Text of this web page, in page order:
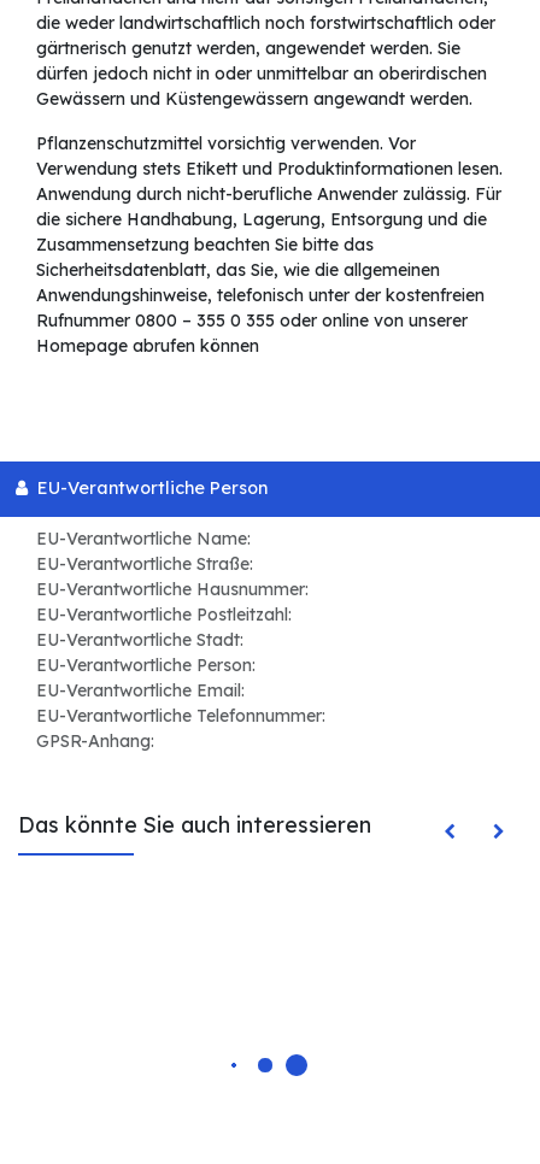
die weder landwirtschaftlich noch forstwirtschaftlich oder
gärtnerisch genutzt werden, angewendet werden. Sie
dürfen jedoch nicht in oder unmittelbar an oberirdischen
Gewässern und Küstengewässern angewandt werden.
Pflanzenschutzmittel vorsichtig verwenden. Vor
Verwendung stets Etikett und Produktinformationen lesen.
Anwendung durch nicht-berufliche Anwender zulässig. Für
die sichere Handhabung, Lagerung, Entsorgung und die
Zusammensetzung beachten Sie bitte das
Sicherheitsdatenblatt, das Sie, wie die allgemeinen
Anwendungshinweise, telefonisch unter der kostenfreien
Rufnummer 0800 – 355 0 355 oder online von unserer
Homepage abrufen können
EU-Verantwortliche Person
EU-Verantwortliche Name:
EU-Verantwortliche Straße:
EU-Verantwortliche Hausnummer:
EU-Verantwortliche Postleitzahl:
EU-Verantwortliche Stadt:
EU-Verantwortliche Person:
EU-Verantwortliche Email:
EU-Verantwortliche Telefonnummer:
GPSR-Anhang:
Das könnte Sie auch interessieren